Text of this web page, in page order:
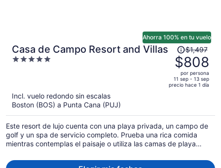
Casa de Campo Resort and Villas
5
Ahorra 100% en tu vuelo
El
precio
era
de
$1,497
es
de
$808
por
$1,497
$808
por persona
11 sep - 13 sep
precio hace 1 día
Incl. vuelo redondo sin escalas
Boston (BOS) a Punta Cana (PUJ)
Este resort de lujo cuenta con una playa privada, un campo de
golf y un spa de servicio completo. Prueba una rica comida
mientras contemplas el paisaje o utiliza las camas de playa
encontrarás un club infantil y un área de juegos infantiles para la